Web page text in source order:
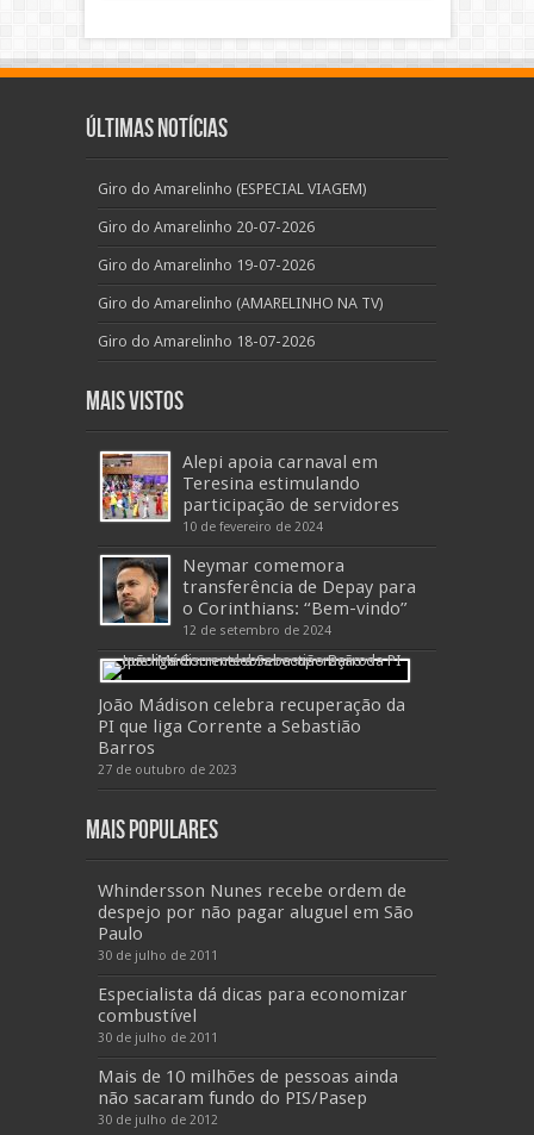
Últimas Notícias
Giro do Amarelinho (ESPECIAL VIAGEM)
Giro do Amarelinho 20-07-2026
Giro do Amarelinho 19-07-2026
Giro do Amarelinho (AMARELINHO NA TV)
Giro do Amarelinho 18-07-2026
Mais Vistos
Alepi apoia carnaval em
Teresina estimulando
participação de servidores
10 de fevereiro de 2024
Neymar comemora
transferência de Depay para
o Corinthians: “Bem-vindo”
12 de setembro de 2024
João Mádison celebra recuperação da
PI que liga Corrente a Sebastião
Barros
27 de outubro de 2023
Mais Populares
Whindersson Nunes recebe ordem de
despejo por não pagar aluguel em São
Paulo
30 de julho de 2011
Especialista dá dicas para economizar
combustível
30 de julho de 2011
Mais de 10 milhões de pessoas ainda
não sacaram fundo do PIS/Pasep
30 de julho de 2012